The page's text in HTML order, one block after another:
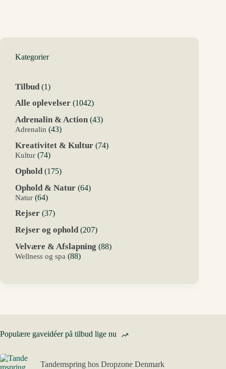
Kategorier
Tilbud 11
Alle oplevelser 10421042
Adrenalin & Action 4343
Adrenalin 4343
Kreativitet & Kultur 7474
Kultur 7474
Ophold 175175
Ophold & Natur 6464
Natur 6464
Rejser 3737
Rejser og ophold 207207
Velvære & Afslapning 8888
Wellness og spa 8888
Populære gaveidéer på tilbud lige nu
Tandemspring hos Dropzone Denmark